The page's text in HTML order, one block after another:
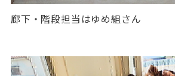
廊下・階段担当はゆめ組さん